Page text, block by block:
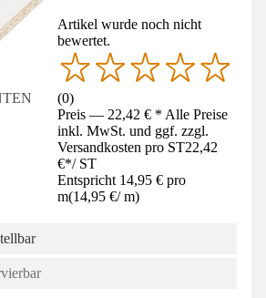
Artikel wurde noch nicht
bewertet.
(0)
Preis — 22,42 € * Alle Preise
inkl. MwSt. und ggf. zzgl.
Versandkosten pro ST22,42
€*/ ST
Entspricht 14,95 € pro
m(14,95 €/ m)